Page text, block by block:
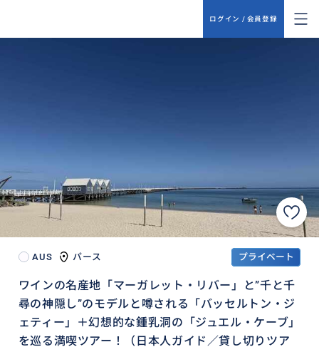
ログイン / 会員登録
AUS パース プライベート
ワインの名産地「マーガレット・リバー」と”千と千
尋の神隠し”のモデルと噂される「バッセルトン・ジ
ェティー」＋幻想的な鍾乳洞の「ジュエル・ケーブ」
を巡る満喫ツアー！（日本人ガイド／貸し切りツア